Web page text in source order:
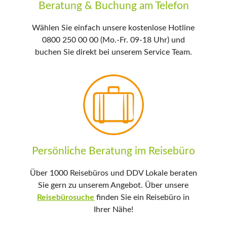
Beratung & Buchung am Telefon
Wählen Sie einfach unsere kostenlose Hotline
0800 250 00 00 (Mo.-Fr. 09-18 Uhr) und
buchen Sie direkt bei unserem Service Team.
Persönliche Beratung im Reisebüro
Über 1000 Reisebüros und DDV Lokale beraten
Sie gern zu unserem Angebot. Über unsere
Reisebürosuche finden Sie ein Reisebüro in
Ihrer Nähe!